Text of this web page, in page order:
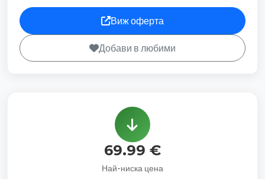
Виж оферта
Добави в любими
69.99 €
Най-ниска цена